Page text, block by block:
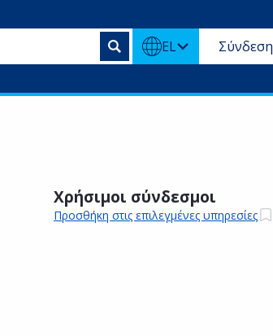
EL Σύνδεση
Χρήσιμοι σύνδεσμοι
Προσθήκη στις επιλεγμένες υπηρεσίες